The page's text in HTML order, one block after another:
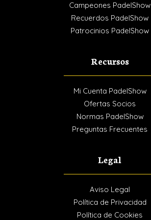
Campeones PadelShow
Recuerdos PadelShow
Patrocinios PadelShow
Recursos
Mi Cuenta PadelShow
Ofertas Socios
Normas PadelShow
Preguntas Frecuentes
Legal
Aviso Legal
Política de Privacidad
Política de Cookies